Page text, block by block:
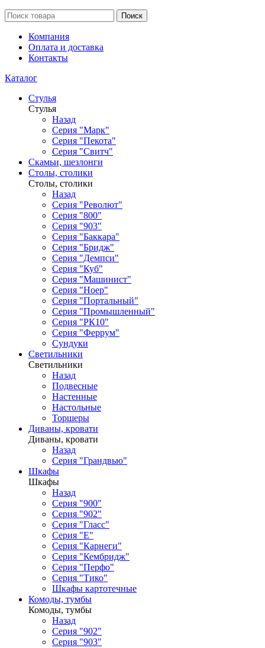
Поиск
Компания
Оплата и доставка
Контакты
Каталог
Стулья
Стулья
Назад
Серия "Марк"
Серия "Пекота"
Серия "Свитч"
Скамьи, шезлонги
Столы, столики
Столы, столики
Назад
Серия "Револют"
Серия "800"
Серия "903"
Серия "Баккара"
Серия "Бридж"
Серия "Демпси"
Серия "Куб"
Серия "Машинист"
Серия "Ноер"
Серия "Портальный"
Серия "Промышленный"
Серия "РК10"
Серия "Феррум"
Сундуки
Светильники
Светильники
Назад
Подвесные
Настенные
Настольные
Торшеры
Диваны, кровати
Диваны, кровати
Назад
Серия "Грандвью"
Шкафы
Шкафы
Назад
Серия "900"
Серия "902"
Серия "Гласс"
Серия "Е"
Серия "Карнеги"
Серия "Кембридж"
Серия "Перфо"
Серия "Тико"
Шкафы картотечные
Комоды, тумбы
Комоды, тумбы
Назад
Серия "902"
Серия "903"